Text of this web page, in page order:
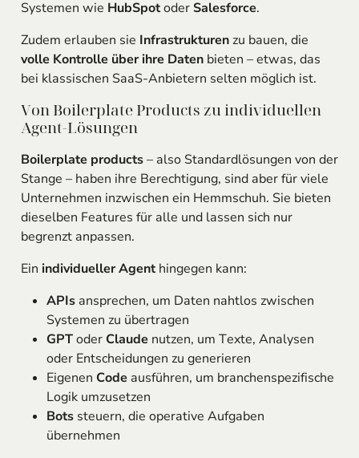
Systemen wie HubSpotoder Salesforce.
Zudem erlauben sie Infrastrukturenzu bauen, die
volle Kontrolle über ihre Datenbieten – etwas, das
bei klassischen SaaS-Anbietern selten möglich ist.
Von Boilerplate Products zu individuellen
Agent-Lösungen
Boilerplate products– also Standardlösungen von der
Stange – haben ihre Berechtigung, sind aber für viele
Unternehmen inzwischen ein Hemmschuh. Sie bieten
dieselben Features für alle und lassen sich nur
begrenzt anpassen.
Ein individueller Agenthingegen kann:
APIsansprechen, um Daten nahtlos zwischen
Systemen zu übertragen
GPToder Claudenutzen, um Texte, Analysen
oder Entscheidungen zu generieren
Eigenen Codeausführen, um branchenspezifische
Logik umzusetzen
Botssteuern, die operative Aufgaben
übernehmen